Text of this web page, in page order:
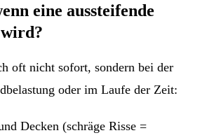
eine aussteifende
oft nicht sofort, sondern bei der
oder im Laufe der Zeit:
Decken (schräge Risse =